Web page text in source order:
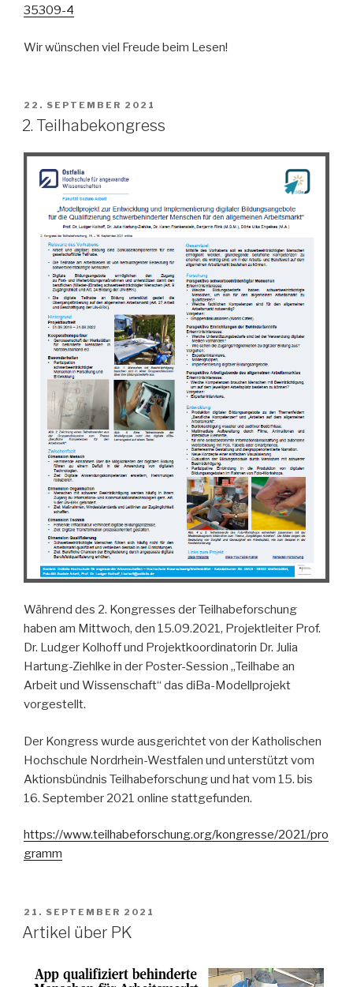
35309-4
Wir wünschen viel Freude beim Lesen!
VERÖFFENTLICHT
AM
22. SEPTEMBER 2021
2. Teilhabekongress
Während des 2. Kongresses der Teilhabeforschung
haben am Mittwoch, den 15.09.2021, Projektleiter Prof.
Dr. Ludger Kolhoff und Projektkoordinatorin Dr. Julia
Hartung-Ziehlke in der Poster-Session „Teilhabe an
Arbeit und Wissenschaft“ das diBa-Modellprojekt
vorgestellt.
Der Kongress wurde ausgerichtet von der Katholischen
Hochschule Nordrhein-Westfalen und unterstützt vom
Aktionsbündnis Teilhabeforschung und hat vom 15. bis
16. September 2021 online stattgefunden.
https://www.teilhabeforschung.org/kongresse/2021/pro
gramm
VERÖFFENTLICHT
AM
21. SEPTEMBER 2021
Artikel über PK